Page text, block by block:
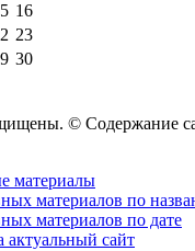
16
23
30
© Содержание
материалы
материалов по
материалов по дате
актуальный сайт